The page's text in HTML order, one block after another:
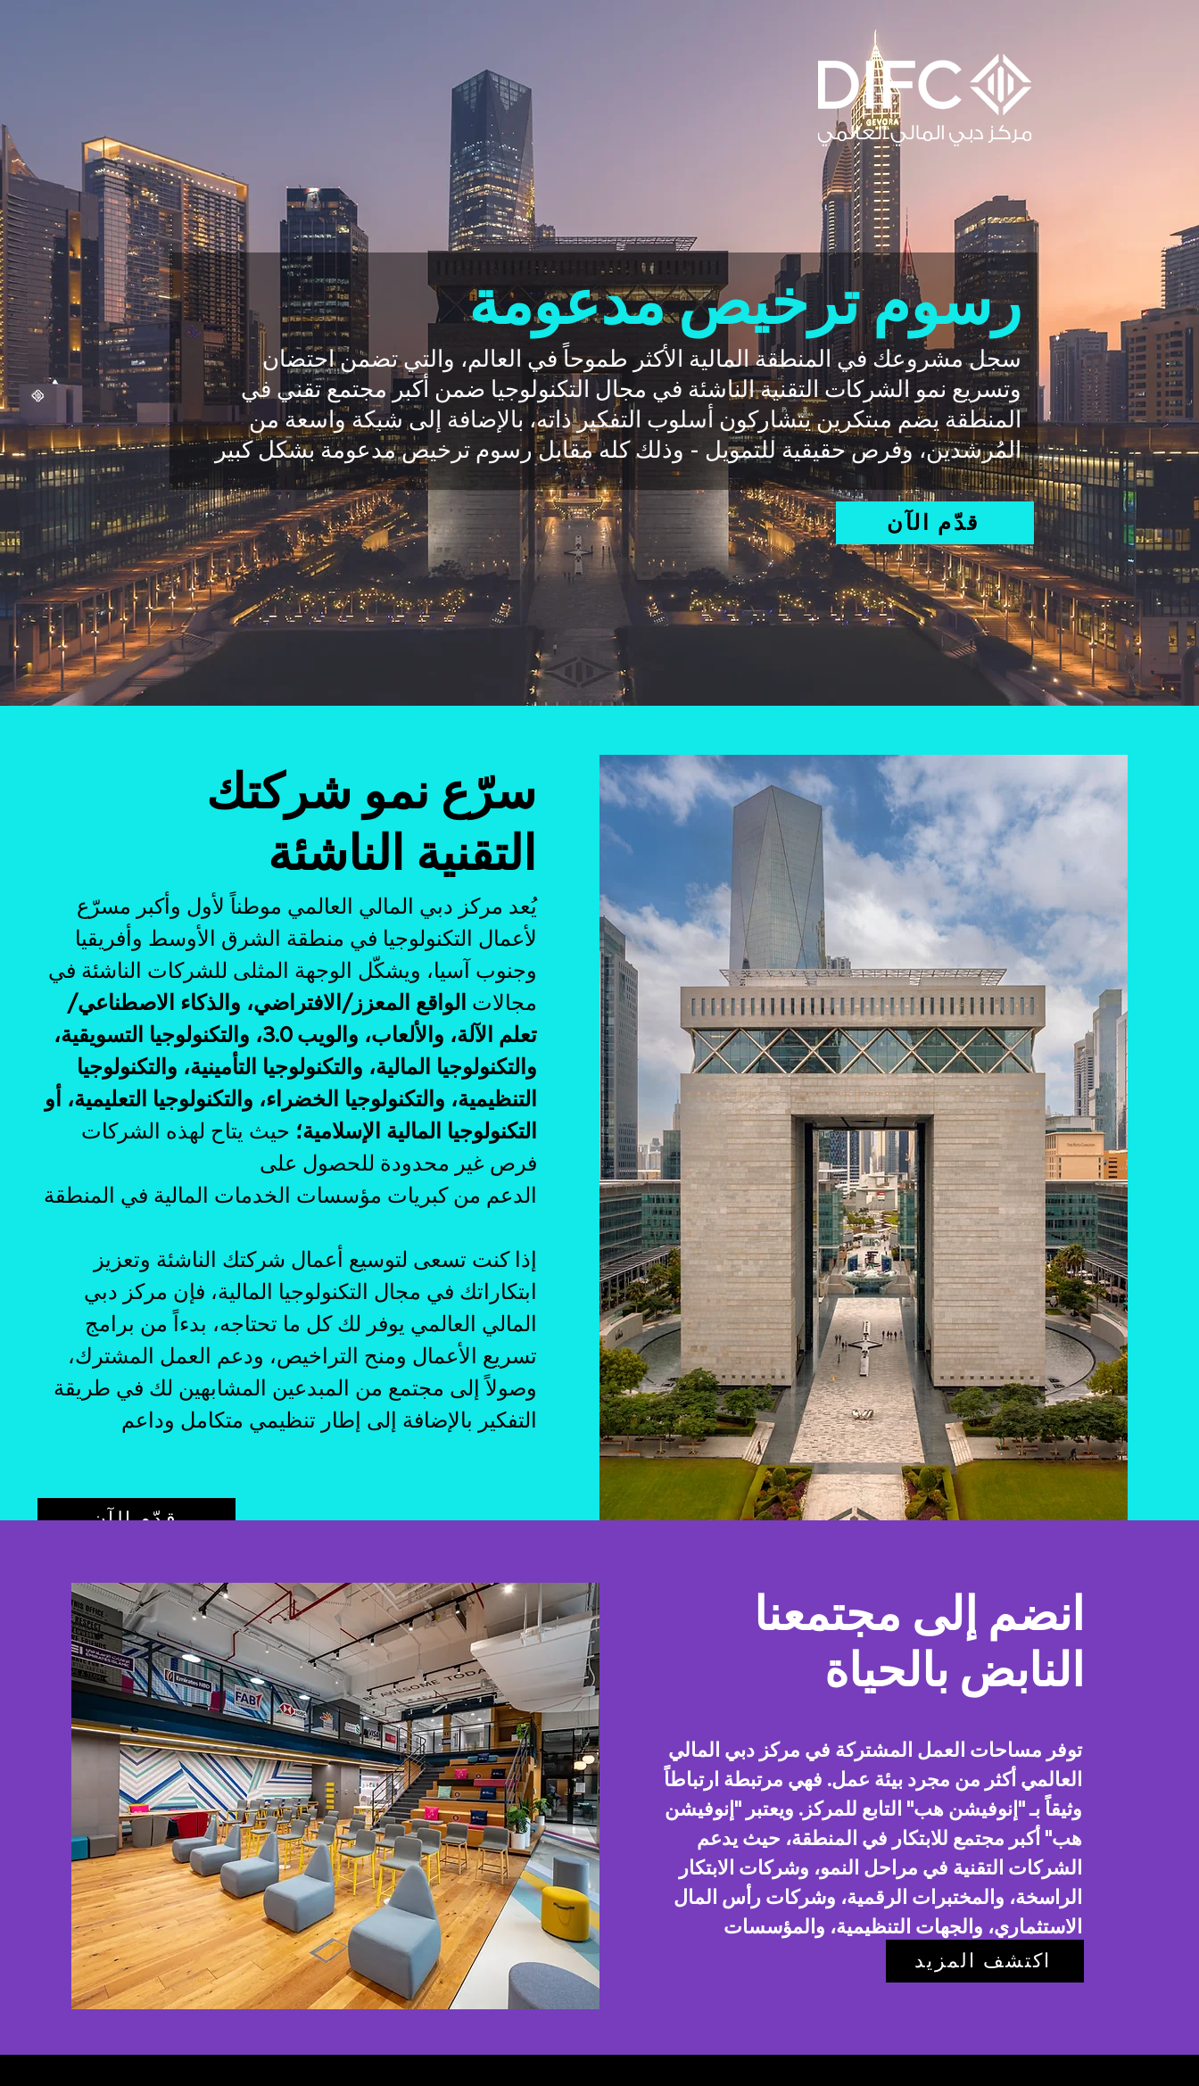
رسوم ترخيص مدعومة
سجل مشروعك في المنطقة المالية الأكثر طموحاً في العالم، والتي تضمن احتضان
وتسريع نمو الشركات التقنية الناشئة في مجال التكنولوجيا ضمن أكبر مجتمع تقني في
المنطقة يضم مبتكرين يتشاركون أسلوب التفكير ذاته، بالإضافة إلى شبكة واسعة من
المُرشدين، وفرص حقيقية للتمويل - وذلك كله مقابل رسوم ترخيص مدعومة بشكل كبير
قدّم الآن
يُعد مركز دبي المالي العالمي موطناً لأول وأكبر مسرّع
لأعمال التكنولوجيا في منطقة الشرق الأوسط وأفريقيا
وجنوب آسيا، ويشكّل الوجهة المثلى للشركات الناشئة في
مجالات الواقع المعزز/الافتراضي، والذكاء الاصطناعي/
تعلم الآلة، والألعاب، والويب 3.0، والتكنولوجيا التسويقية،
والتكنولوجيا المالية، والتكنولوجيا التأمينية، والتكنولوجيا
التنظيمية، والتكنولوجيا الخضراء، والتكنولوجيا التعليمية، أو
التكنولوجيا المالية الإسلامية؛ حيث يتاح لهذه الشركات
فرص غير محدودة للحصول على
الدعم من كبريات مؤسسات الخدمات المالية في المنطقة
إذا كنت تسعى لتوسيع أعمال شركتك الناشئة وتعزيز
ابتكاراتك في مجال التكنولوجيا المالية، فإن مركز دبي
المالي العالمي يوفر لك كل ما تحتاجه، بدءاً من برامج
تسريع الأعمال ومنح التراخيص، ودعم العمل المشترك،
وصولاً إلى مجتمع من المبدعين المشابهين لك في طريقة
التفكير بالإضافة إلى إطار تنظيمي متكامل وداعم
سرّع نمو شركتك
التقنية الناشئة
قدّم الآن
توفر مساحات العمل المشتركة في مركز دبي المالي
العالمي أكثر من مجرد بيئة عمل. فهي مرتبطة ارتباطاً
وثيقاً بـ "إنوفيشن هب" التابع للمركز. ويعتبر "إنوفيشن
هب" أكبر مجتمع للابتكار في المنطقة، حيث يدعم
الشركات التقنية في مراحل النمو، وشركات الابتكار
الراسخة، والمختبرات الرقمية، وشركات رأس المال
الاستثماري، والجهات التنظيمية، والمؤسسات
التعليمية
انضم إلى مجتمعنا
النابض بالحياة
اكتشف المزيد